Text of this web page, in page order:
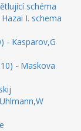
schéma
I. schema
- Kasparov,G
- Maskova